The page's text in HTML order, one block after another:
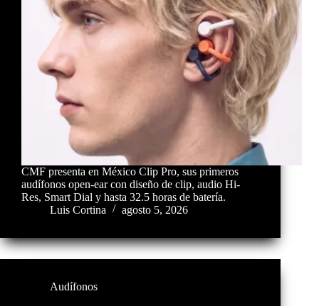
CMF presenta en México Clip Pro, sus primeros
audífonos open-ear con diseño de clip, audio Hi-
Res, Smart Dial y hasta 32.5 horas de batería.
Luis Cortina
agosto 5, 2026
Audífonos